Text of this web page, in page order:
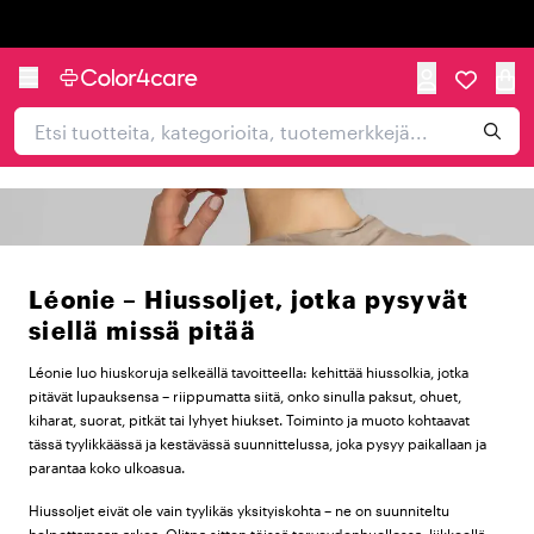
Léonie – Hiussoljet, jotka pysyvät
siellä missä pitää
Léonie luo hiuskoruja selkeällä tavoitteella: kehittää hiussolkia, jotka
pitävät lupauksensa – riippumatta siitä, onko sinulla paksut, ohuet,
kiharat, suorat, pitkät tai lyhyet hiukset. Toiminto ja muoto kohtaavat
tässä tyylikkäässä ja kestävässä suunnittelussa, joka pysyy paikallaan ja
parantaa koko ulkoasua.
Hiussoljet eivät ole vain tyylikäs yksityiskohta – ne on suunniteltu